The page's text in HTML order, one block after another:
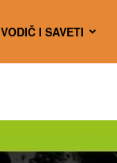
VODIČ I SAVETI